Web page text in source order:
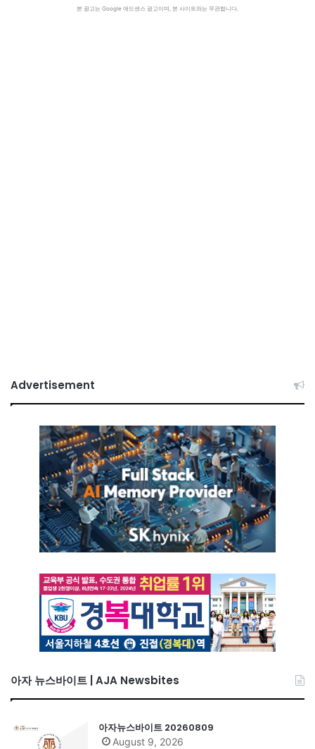
본 광고는 Google 애드센스 광고이며, 본 사이트와는 무관합니다.
Advertisement
아자 뉴스바이트 | AJA Newsbites
아자뉴스바이트 20260809
August 9, 2026